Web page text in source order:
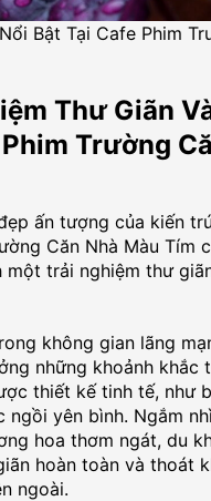
Bật Tại Cafe Phim
Thư Giãn
Trường
ấn tượng của kiến
Căn Nhà Màu Tím
một trải nghiệm thư
không gian lãng
những khoảnh khắc
thiết kế tinh tế, như
ngồi yên bình. Ngắm
hoa thơm ngát, du
hoàn toàn và thoát
ngoài.